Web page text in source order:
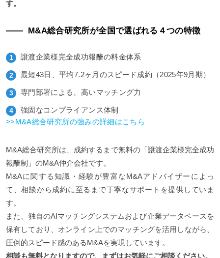
す。
M&A総合研究所が全国で選ばれる４つの特徴
譲渡企業様完全成功報酬の料金体系
最短43日、平均7.2ヶ月のスピード成約（2025年9月期）
専門部署による、高いマッチング力
強固なコンプライアンス体制
>>M&A総合研究所の強みの詳細はこちら
M&A総合研究所は、成約するまで無料の「譲渡企業様完全成功
報酬制」のM&A仲介会社です。
M&Aに関する知識・経験が豊富なM&Aアドバイザーによっ
て、相談から成約に至るまで丁寧なサポートを提供していま
す。
また、独自のAIマッチングシステムおよび企業データベースを
保有しており、オンライン上でのマッチングを活用しながら、
圧倒的スピード感のあるM&Aを実現しています。
相談も無料となりますので、まずはお気軽にご相談ください。